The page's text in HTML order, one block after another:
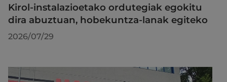
Kirol-instalazioetako ordutegiak egokitu
dira abuztuan, hobekuntza-lanak egiteko
2026/07/29